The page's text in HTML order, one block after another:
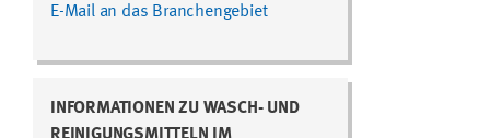
E-Mail an das Branchengebiet
INFORMATIONEN ZU WASCH- UND